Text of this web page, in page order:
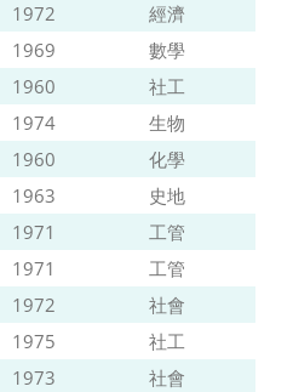
1972
經濟
1969
數學
1960
社工
1974
生物
1960
化學
1963
史地
1971
工管
1971
工管
1972
社會
1975
社工
1973
社會